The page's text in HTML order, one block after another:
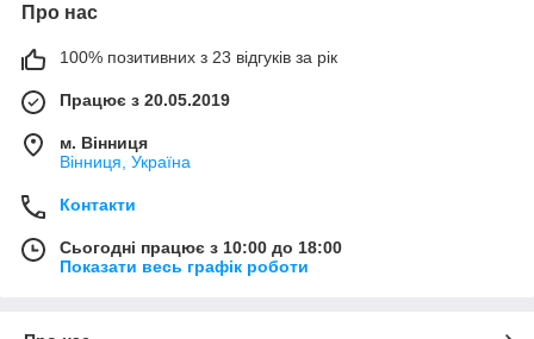
Про нас
100% позитивних з 23 відгуків за рік
Працює з 20.05.2019
м. Вінниця
Вінниця, Україна
Контакти
Сьогодні працює з 10:00 до 18:00
Показати весь графік роботи